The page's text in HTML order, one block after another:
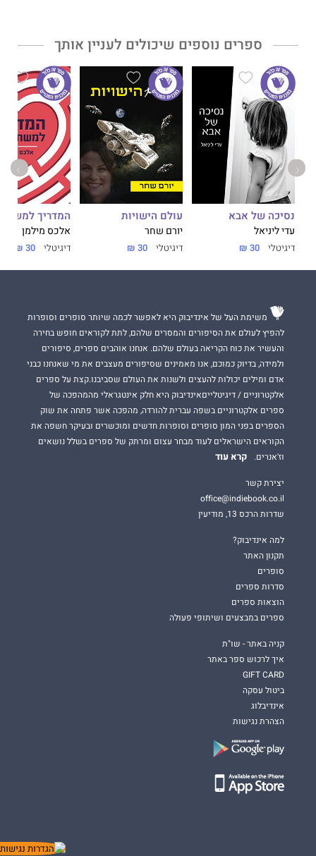
ספרים נוספים שיכולים לעניין אותך
נסיכה של אבא
עדי ליניאל
דיגיטלי 30 ₪
עולם הישויות
יורם שחר
דיגיטלי 30 ₪
המדריך
אלכס מילמן
דיגיטלי 30 ₪
משימת העל של אינדיבוק היא לאפשר לכמה שיותר סופרים וסופרות
להפיץ לעולם את הסיפורים והמסרים שלהם, לתת לקוראים חופש בחירה
והעשיר את כוח הקריאה בעולם שלהם. אנחנו אוהבים ספרים, סיפורים
ולמידה, בדיוק כמוכם, אנו מאמינים שסיפורים מעצבים את מי שאנחנו כבני
אדם ומילים יכולות להעצים ולשנות את העולם שסביבנו.קצת על ספרים
אלקטרוניים / דיגיטלייםאינדיבוק היא חלק אינטגראלי מהמהפכה של
ספרים אלקטרוניים בשפה עברית להורדה, מהפכה אשר פתחה את שוק
הספרים בפני המון סופרים וסופרות חדשים ומוכשרים ובעיקר חשפה את
הקוראים הישראלים לעוד מבחר עצום ומרתק של ספרים בשלל נושאים
וז'אנרים.
קרא עוד
יצירת קשר
office@indiebook.co.il
שדרות הרכס 13, מודיעין
למה אינדיבוק?
תקנון האתר
סופרים
סדרות ספרים
הוצאות ספרים
ספרים במבצעים ושיתופי פעולה
קניה באתר - שו"ת
איך לרכוש ספר באתר
GIFT CARD
ביטול עסקה
אינדיבלוג
הצהרת נגישות